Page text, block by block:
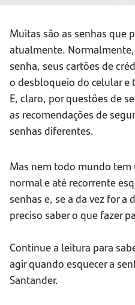
Muitas são as senhas que
atualmente.
senha, seus cartões de
o desbloqueio do celular
E, claro, por questões de
as recomendações de
senhas diferentes.
Mas nem todo mundo
normal e até recorrente
senhas e, se a da vez for a
preciso saber o que fazer
Continue a leitura para
agir quando esquecer a
Santander.